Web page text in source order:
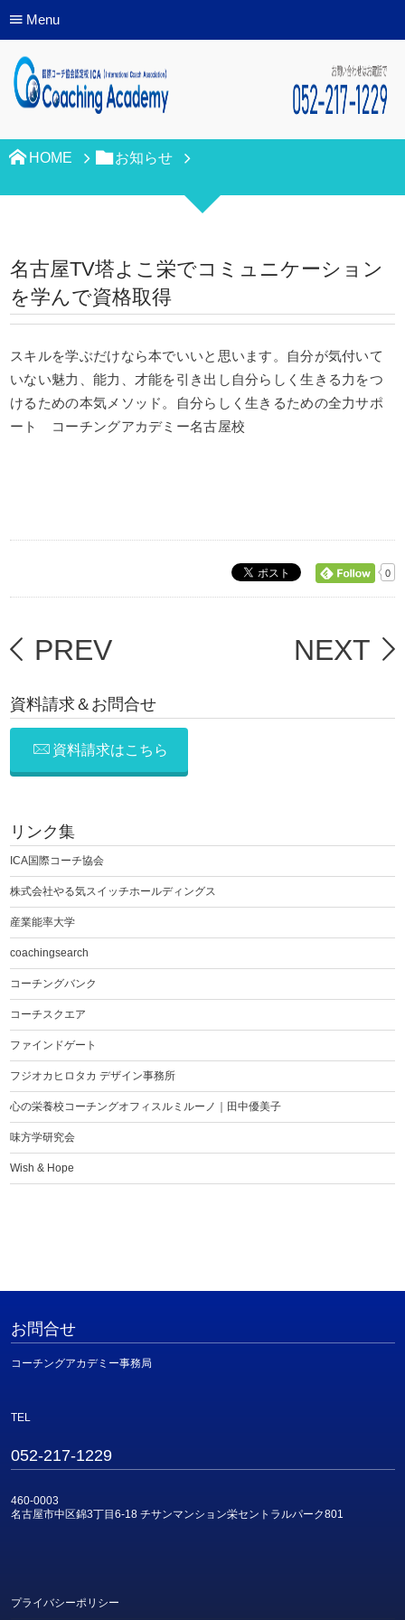
Menu
HOME お知らせ
名古屋TV塔よこ栄でコミュニケーション
を学んで資格取得
スキルを学ぶだけなら本でいいと思います。自分が気付いて
いない魅力、能力、才能を引き出し自分らしく生きる力をつ
けるための本気メソッド。自分らしく生きるための全力サポ
ート コーチングアカデミー名古屋校
0
PREV NEXT
資料請求＆お問合せ
資料請求はこちら
リンク集
ICA国際コーチ協会
株式会社やる気スイッチホールディングス
産業能率大学
coachingsearch
コーチングバンク
コーチスクエア
ファインドゲート
フジオカヒロタカ デザイン事務所
心の栄養校コーチングオフィスルミルーノ｜田中優美子
味方学研究会
Wish & Hope
お問合せ
コーチングアカデミー事務局
TEL
052-217-1229
460-0003
名古屋市中区錦3丁目6-18 チサンマンション栄セントラルパーク801
プライバシーポリシー